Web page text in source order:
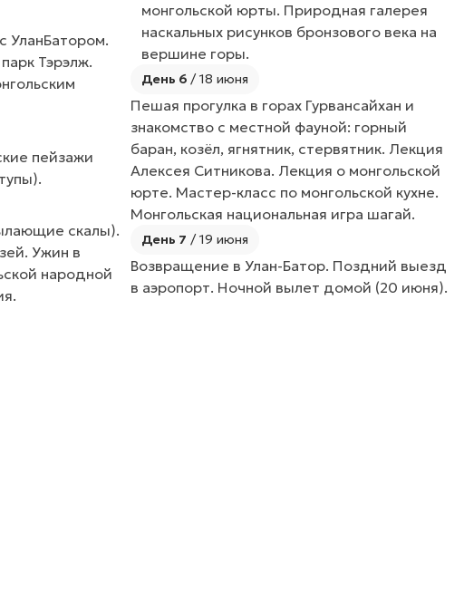
УланБатором.
Тэрэлж.
пейзажи
скалы).
Ужин в
народной
монгольской юрты. Природная галерея
наскальных рисунков бронзового века на
вершине горы.
День 6 / 18 июня
Пешая прогулка в горах Гурвансайхан и
знакомство с местной фауной: горный
баран, козёл, ягнятник, стервятник. Лекция
Алексея Ситникова. Лекция о монгольской
юрте. Мастер-класс по монгольской кухне.
Монгольская национальная игра шагай.
День 7 / 19 июня
Возвращение в Улан-Батор. Поздний выезд
в аэропорт. Ночной вылет домой (20 июня).